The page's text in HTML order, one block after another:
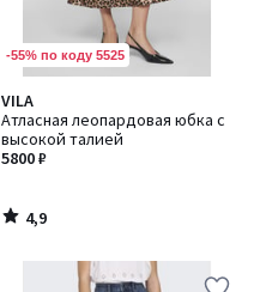
-55% по коду 5525
VILA
Атласная леопардовая юбка с
высокой талией
5800 ₽
4,9
/ 5
4,9
/